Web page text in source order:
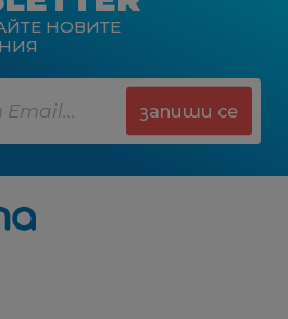
НОВИТЕ
запиши се